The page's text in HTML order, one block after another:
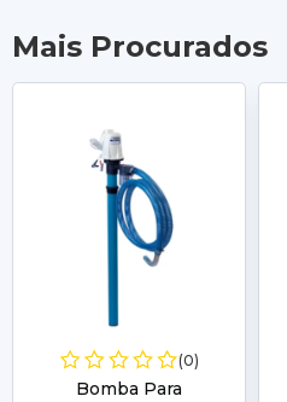
Mais Procurados
(0)
Bomba Para